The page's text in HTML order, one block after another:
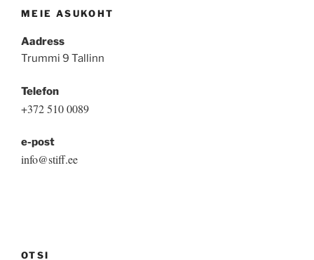
variants.
options
may
chosen
on
product
page
MEIE ASUKOHT
Aadress
Trummi 9 Tallinn
Telefon
+372 510 0089
e-post
info@stiff.ee
OTSI